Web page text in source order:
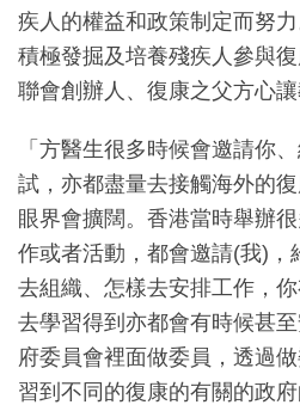
疾人的權益和政策制定而努
積極發掘及培養殘疾人參與
聯會創辦人、復康之父方心讓
「方醫生很多時候會邀請你
試，亦都盡量去接觸海外的
眼界會擴闊。香港當時舉辦
作或者活動，都會邀請(我)，
去組織、怎樣去安排工作，
去學習得到亦都會有時候甚
府委員會裡面做委員，透過
習到不同的復康的有關的政